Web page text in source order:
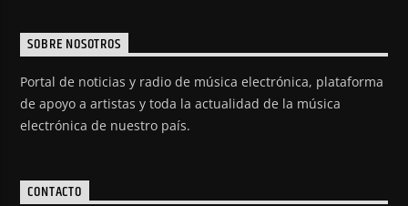
SOBRE NOSOTROS
Portal de noticias y radio de música electrónica, plataforma
de apoyo a artistas y toda la actualidad de la música
electrónica de nuestro país.
CONTACTO